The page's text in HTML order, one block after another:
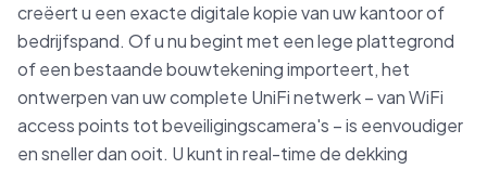
creëert u een exacte digitale kopie van uw kantoor of
bedrijfspand. Of u nu begint met een lege plattegrond
of een bestaande bouwtekening importeert, het
ontwerpen van uw complete UniFi netwerk – van WiFi
access points tot beveiligingscamera's – is eenvoudiger
en sneller dan ooit. U kunt in real-time de dekking